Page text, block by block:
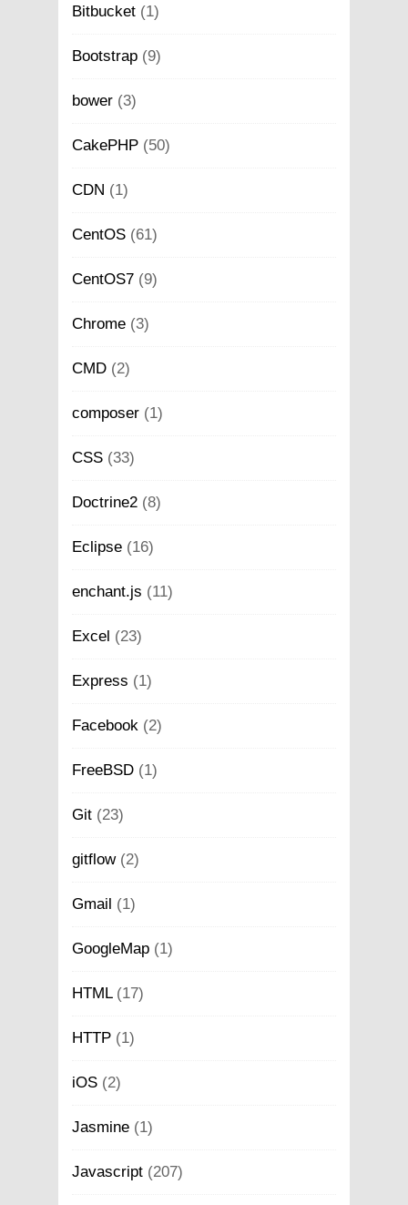
Bitbucket (1)
Bootstrap (9)
bower (3)
CakePHP (50)
CDN (1)
CentOS (61)
CentOS7 (9)
Chrome (3)
CMD (2)
composer (1)
CSS (33)
Doctrine2 (8)
Eclipse (16)
enchant.js (11)
Excel (23)
Express (1)
Facebook (2)
FreeBSD (1)
Git (23)
gitflow(2)
Gmail (1)
GoogleMap (1)
HTML(17)
HTTP (1)
iOS (2)
Jasmine (1)
Javascript (207)